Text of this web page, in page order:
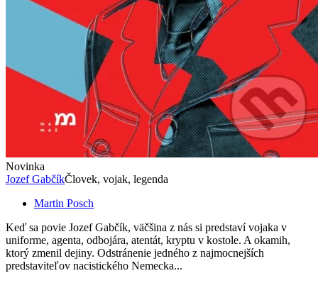
Novinka
Jozef GabčíkČlovek, vojak, legenda
Martin Posch
Keď sa povie Jozef Gabčík, väčšina z nás si predstaví vojaka v
uniforme, agenta, odbojára, atentát, kryptu v kostole. A okamih,
ktorý zmenil dejiny. Odstránenie jedného z najmocnejších
predstaviteľov nacistického Nemecka...